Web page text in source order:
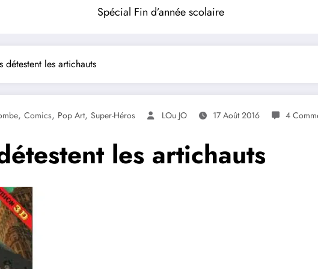
Spécial Fin d’année scolaire
détestent les artichauts
, Comics, Pop Art, Super-Héros LOu JO 17 Août 2016 4
les artichauts